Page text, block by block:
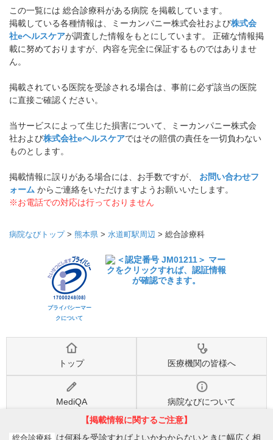
この一覧には 総合診療科がある病院 を掲載しています。
掲載している各種情報は、ミーカンパニー株式会社および株式会
社eヘルスケアが調査した情報をもとにしています。 正確な情報掲
載に努めておりますが、内容を完全に保証するものではありませ
ん。
掲載されている医院を受診される場合は、事前に必ず該当の医院
に直接ご確認ください。
当サービスによって生じた損害について、ミーカンパニー株式会
社および株式会社eヘルスケアではその賠償の責任を一切負わない
ものとします。
掲載情報に誤りがある場合には、お手数ですが、 お問い合わせフ
ォーム からご連絡をいただけますようお願いいたします。
※お電話での対応は行っておりません
病院なびトップ> 熊本県 > 水道町駅周辺 > 総合診療科
プライバシーマー
クについて
トップ 医療機関の皆様へ
MediQA 病院なびについて
病院なび利用規約 個人情報保護方針
【掲載情報に関するご注意】
総合診療科 は何科を受診すればよいかわからないときに幅広く相